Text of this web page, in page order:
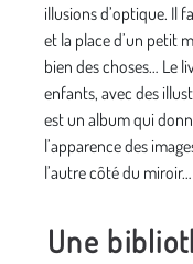
illusions d’optique. Il
et la place d’un petit
bien des choses… Le
enfants, avec des
est un album qui
l’apparence des
l’autre côté du miroir…
Une